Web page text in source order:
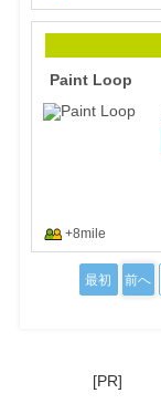
Paint Loop
+8mile
最初 前へ
[PR]